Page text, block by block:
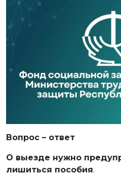
Вопрос – ответ
О выезде нужно
лишиться пособия.